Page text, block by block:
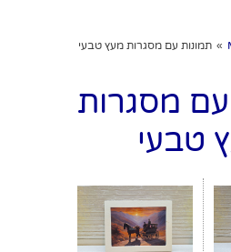
» תמונות עם מסגרות מעץ טבעי
עם מסגרות
טבעי